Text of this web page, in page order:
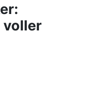
voller